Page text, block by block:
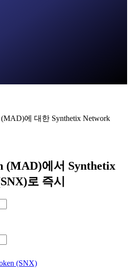
에 대한 Synthetix Network
(MAD)에서 Synthetix
로 즉시
(SNX)